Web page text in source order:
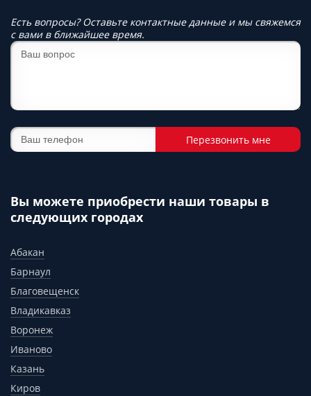
Есть вопросы? Оставьте контактные данные и мы свяжемся
с вами в ближайшее время.
Перезвонить мне
Вы можете приобрести наши товары в
следующих городах
Абакан
Барнаул
Благовещенск
Владикавказ
Воронеж
Иваново
Казань
Киров